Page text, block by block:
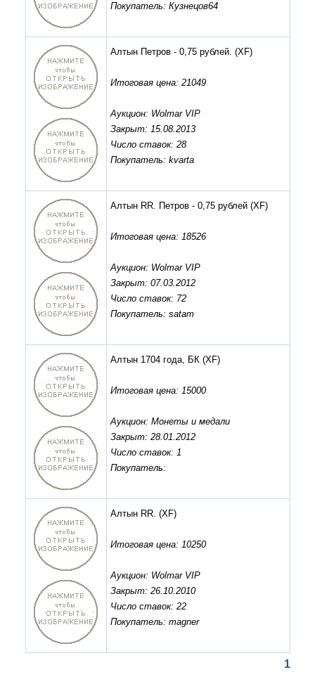
Покупатель: Кузнецов64
Алтын Петров - 0,75 рублей. (XF)
Итоговая цена: 21049
Аукцион: Wolmar VIP
Закрыт: 15.08.2013
Число ставок: 28
Покупатель: kvarta
Алтын RR. Петров - 0,75 рублей(XF)
Итоговая цена: 18526
Аукцион: Wolmar VIP
Закрыт: 07.03.2012
Число ставок: 72
Покупатель: satam
Алтын 1704 года, БК(XF)
Итоговая цена: 15000
Аукцион: Монеты и медали
Закрыт: 28.01.2012
Число ставок: 1
Покупатель:
Алтын RR. (XF)
Итоговая цена: 10250
Аукцион: Wolmar VIP
Закрыт: 26.10.2010
Число ставок: 22
Покупатель: magner
1